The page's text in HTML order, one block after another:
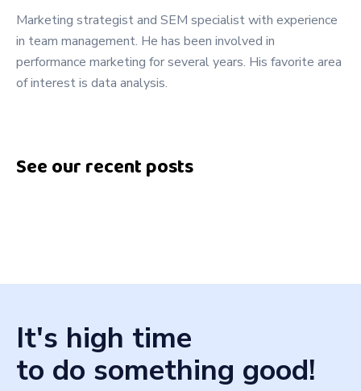
Marketing strategist and SEM specialist with experience
in team management. He has been involved in
performance marketing for several years. His favorite area
of interest is data analysis.
See our recent posts
It's high time
to do something good!